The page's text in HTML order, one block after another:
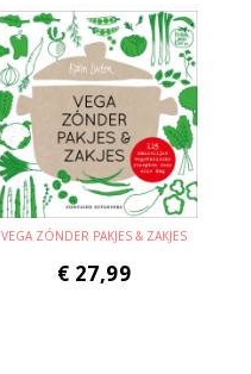
VEGA ZÓNDER PAKJES & ZAKJES
€ 27,99